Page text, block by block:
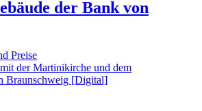
der Bank von
Preise